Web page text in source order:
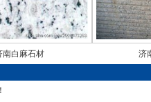
南白麻石材 济